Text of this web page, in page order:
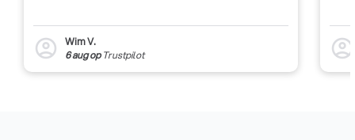
account_circle
Wim V.
6 augop Trustpilot account_circle